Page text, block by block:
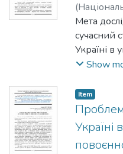
(
Олена
Мета
сучасний
Україні в
з'ясувати,
Show
Item
Україні